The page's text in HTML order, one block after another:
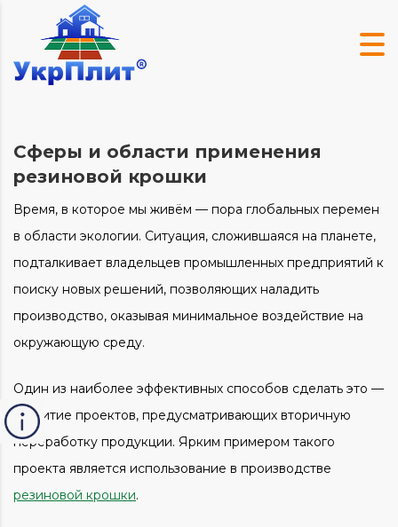
Сферы и области применения
резиновой крошки
Время, в которое мы живём — пора глобальных перемен
в области экологии. Ситуация, сложившаяся на планете,
подталкивает владельцев промышленных предприятий к
поиску новых решений, позволяющих наладить
производство, оказывая минимальное воздействие на
окружающую среду.
Один из наиболее эффективных способов сделать это —
развитие проектов, предусматривающих вторичную
переработку продукции. Ярким примером такого
проекта является использование в производстве
резиновой крошки.